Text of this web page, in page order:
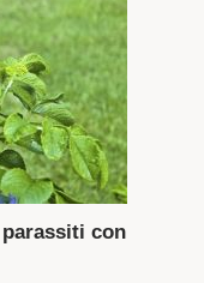
con